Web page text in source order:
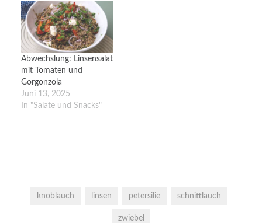
Abwechslung: Linsensalat
mit Tomaten und
Gorgonzola
Juni 13, 2025
In "Salate und Snacks"
knoblauch linsen petersilie schnittlauch
zwiebel